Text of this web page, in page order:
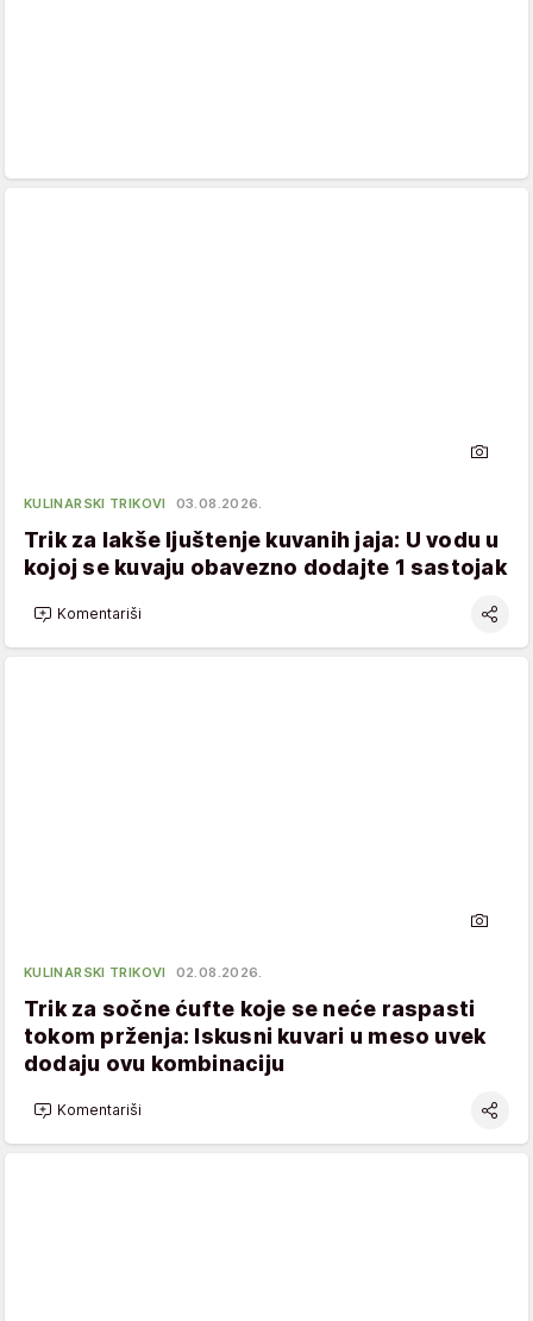
KULINARSKI TRIKOVI 03.08.2026.
Trik za lakše ljuštenje kuvanih jaja: U vodu u
kojoj se kuvaju obavezno dodajte 1 sastojak
Komentariši
KULINARSKI TRIKOVI 02.08.2026.
Trik za sočne ćufte koje se neće raspasti
tokom prženja: Iskusni kuvari u meso uvek
dodaju ovu kombinaciju
Komentariši